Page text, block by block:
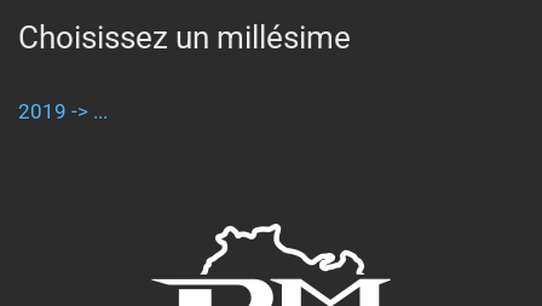
Choisissez un millésime
2019 -> ...